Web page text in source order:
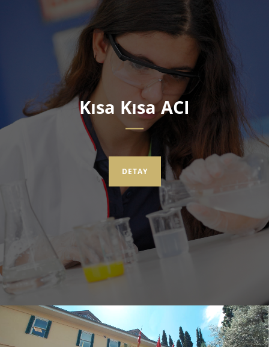
Kısa Kısa ACI
DETAY